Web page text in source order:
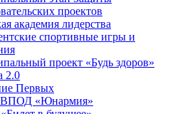
проектов
академия лидерства
спортивные игры и
проект «Будь здоров»
2.0
Первых
«Юнармия»